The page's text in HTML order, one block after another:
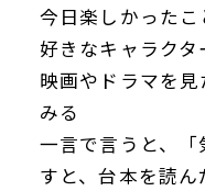
今日楽しかった
好きなキャラク
映画やドラマを
みる
一言で言うと、
すと、台本を読